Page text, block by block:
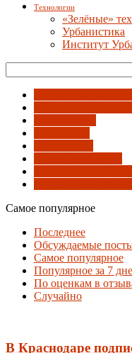
Технологии
«Зелёные»
Урбанистика
Институт
Самое популярное
Последнее
Обсуждаемые
Самое популярное
Популярное за 7
По оценкам в
Случайно
В Краснодаре